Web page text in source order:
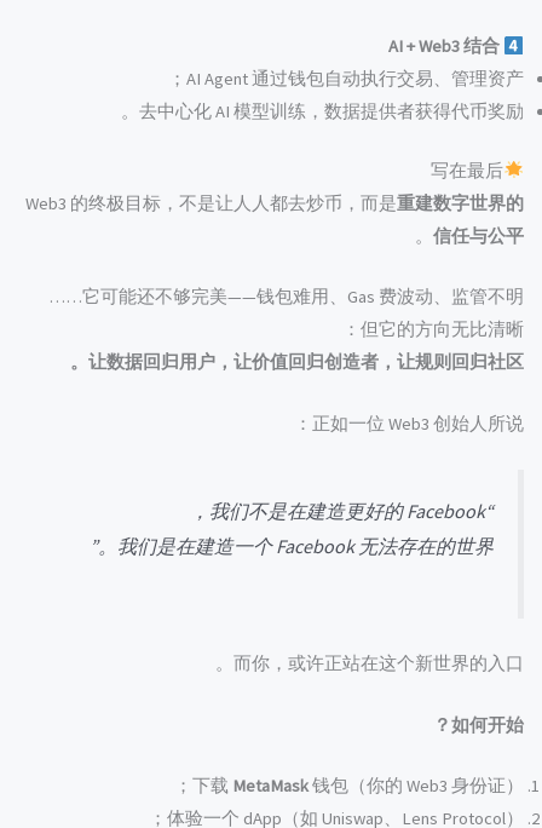
AI + Web3 结合
AI Agent 通过钱包自动执行交易、管理资产；
去中心化 AI 模型训练，数据提供者获得代币奖励。
写在最后
Web3 的终极目标，不是让人人都去炒币，而是重建数字世界的
信任与公平
。
它可能还不够完美——钱包难用、Gas 费波动、监管不明……
但它的方向无比清晰：
让数据回归用户，让价值回归创造者，让规则回归社区。
正如一位 Web3 创始人所说：
“我们不是在建造更好的 Facebook，
我们是在建造一个 Facebook 无法存在的世界。”
而你，或许正站在这个新世界的入口。
如何开始？
下载 MetaMask钱包（你的 Web3 身份证）；
体验一个 dApp（如 Uniswap、Lens Protocol）；